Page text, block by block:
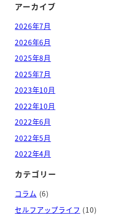
アーカイブ
2026年7月
2026年6月
2025年8月
2025年7月
2023年10月
2022年10月
2022年6月
2022年5月
2022年4月
カテゴリー
コラム (6)
セルフアップライフ (10)